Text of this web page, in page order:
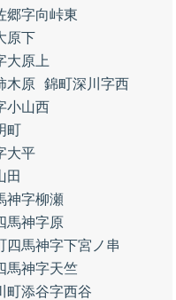
郷字向峠東
原下
大原上
木原 錦町深川字西
小山西
町
大平
田
神字柳瀬
馬神字原
四馬神字下宮ノ串
馬神字天竺
町添谷字西谷